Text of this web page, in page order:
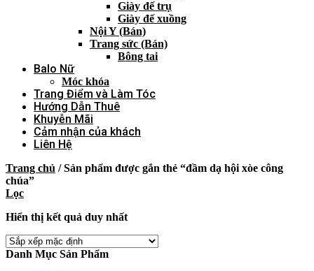
Giày đế trụ
Giày đế xuồng
Nội Y (Bán)
Trang sức (Bán)
Bông tai
Balo Nữ
Móc khóa
Trang Điểm và Làm Tóc
Hướng Dẫn Thuê
Khuyễn Mãi
Cảm nhận của khách
Liên Hệ
Trang chủ /Sản phẩm được gắn thẻ “đầm dạ hội xòe công
chúa”
Lọc
Hiển thị kết quả duy nhất
Danh Mục Sản Phẩm